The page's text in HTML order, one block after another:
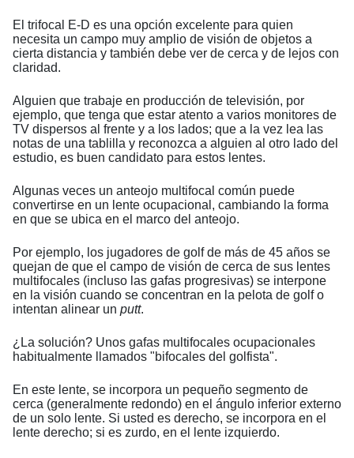
El trifocal E-D es una opción excelente para quien
necesita un campo muy amplio de visión de objetos a
cierta distancia y también debe ver de cerca y de lejos con
claridad.
Alguien que trabaje en producción de televisión, por
ejemplo, que tenga que estar atento a varios monitores de
TV dispersos al frente y a los lados; que a la vez lea las
notas de una tablilla y reconozca a alguien al otro lado del
estudio, es buen candidato para estos lentes.
Algunas veces un anteojo multifocal común puede
convertirse en un lente ocupacional, cambiando la forma
en que se ubica en el marco del anteojo.
Por ejemplo, los jugadores de golf de más de 45 años se
quejan de que el campo de visión de cerca de sus lentes
multifocales (incluso las gafas progresivas) se interpone
en la visión cuando se concentran en la pelota de golf o
intentan alinear un putt.
¿La solución? Unos gafas multifocales ocupacionales
habitualmente llamados "bifocales del golfista".
En este lente, se incorpora un pequeño segmento de
cerca (generalmente redondo) en el ángulo inferior externo
de un solo lente. Si usted es derecho, se incorpora en el
lente derecho; si es zurdo, en el lente izquierdo.